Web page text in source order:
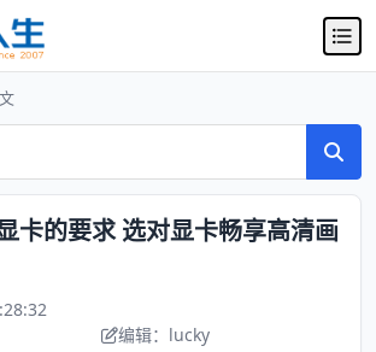
卡的要求 选对显卡畅享高清画
编辑：lucky